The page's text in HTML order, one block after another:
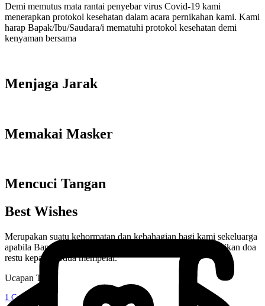
Demi memutus mata rantai penyebar virus Covid-19 kami
menerapkan protokol kesehatan dalam acara pernikahan kami. Kami
harap Bapak/Ibu/Saudara/i mematuhi protokol kesehatan demi
kenyaman bersama
Menjaga Jarak
Memakai Masker
Mencuci Tangan
Best Wishes
Merupakan suatu kehormatan dan kebahagian bagi kami sekeluarga
apabila Bapak/Ibu/Saudara/i berkenan hadir untuk memberikan doa
restu kepada kedua mempelai.
Ucapan Tamu
1 Comments